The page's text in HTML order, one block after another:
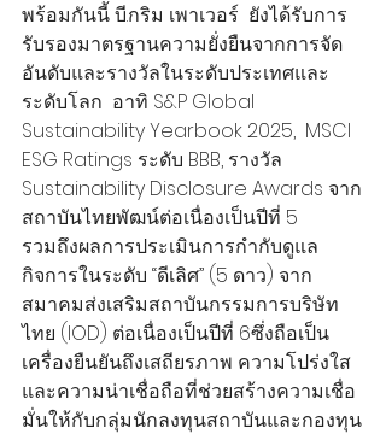
พร้อมกันนี้ บี.กริม เพาเวอร์  ยังได้รับการ
รับรองมาตรฐานความยั่งยืนจากการจัด
อันดับและรางวัลในระดับประเทศและ
ระดับโลก  อาทิ S&P Global
Sustainability Yearbook 2025,  MSCI
ESG Ratings ระดับ BBB, รางวัล
Sustainability Disclosure Awards จาก
สถาบันไทยพัฒน์ต่อเนื่องเป็นปีที่ 5
รวมถึงผลการประเมินการกำกับดูแล
กิจการในระดับ “ดีเลิศ” (5 ดาว) จาก
สมาคมส่งเสริมสถาบันกรรมการบริษัท
ไทย (IOD) ต่อเนื่องเป็นปีที่ 6ซึ่งถือเป็น
เครื่องยืนยันถึงเสถียรภาพ ความโปร่งใส
และความน่าเชื่อถือที่ช่วยสร้างความเชื่อ
มั่นให้กับกลุ่มนักลงทุนสถาบันและกองทุน